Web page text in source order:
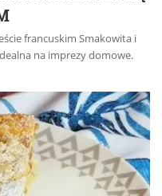
francuskim Smakowita i
na imprezy domowe.